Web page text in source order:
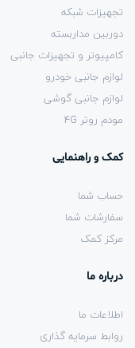
تجهیزات شبکه
دوربین مداربسته
کامپیوتر و تجهیزات جانبی
لوازم جانبی خودرو
لوازم جانبی گوشی
مودم روتر 4G
کمک و راهنمایی
حساب شما
سفارشات شما
مرکز کمک
درباره ما
اطلاعات ما
روابط سرمایه گذاری